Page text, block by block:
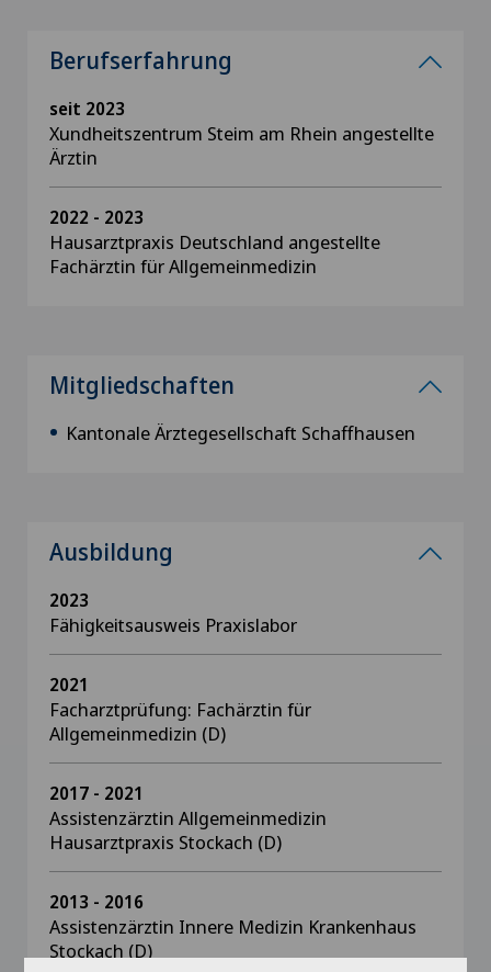
Berufserfahrung
seit 2023
Xundheitszentrum Steim am Rhein angestellte
Ärztin
2022 - 2023
Hausarztpraxis Deutschland angestellte
Fachärztin für Allgemeinmedizin
Mitgliedschaften
Kantonale Ärztegesellschaft Schaffhausen
Ausbildung
2023
Fähigkeitsausweis Praxislabor
2021
Facharztprüfung: Fachärztin für
Allgemeinmedizin (D)
2017 - 2021
Assistenzärztin Allgemeinmedizin
Hausarztpraxis Stockach (D)
2013 - 2016
Assistenzärztin Innere Medizin Krankenhaus
Stockach (D)